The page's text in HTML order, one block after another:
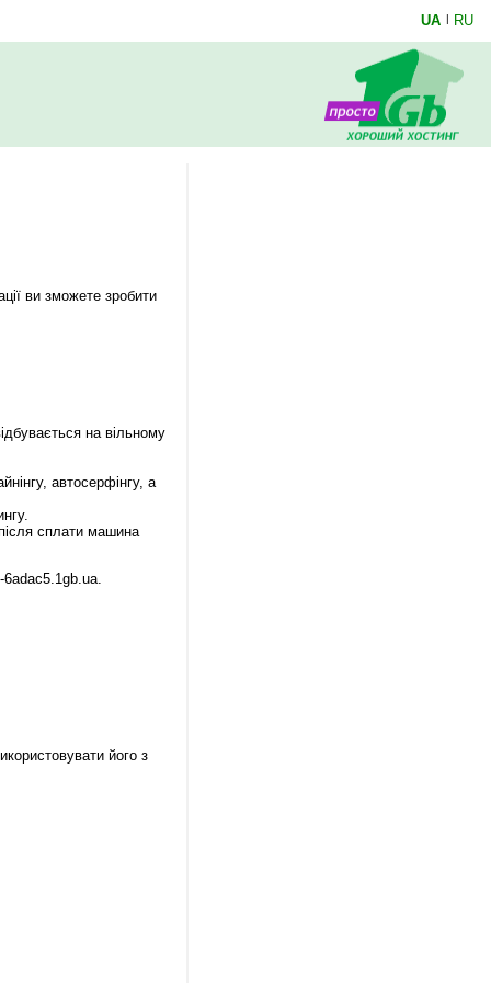
UA | RU
ви зможете зробити
на вільному
автосерфінгу, а
сплати машина
6adac5.1gb.ua.
його з